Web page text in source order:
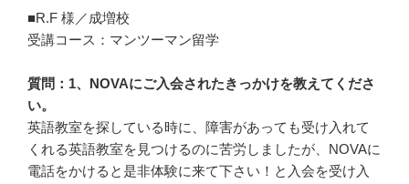
■R.F 様／成増校
受講コース：マンツーマン留学
質問：1、NOVAにご入会されたきっかけを教えてくださ
い。
英語教室を探している時に、障害があっても受け入れて
くれる英語教室を見つけるのに苦労しましたが、NOVAに
電話をかけると是非体験に来て下さい！と入会を受け入